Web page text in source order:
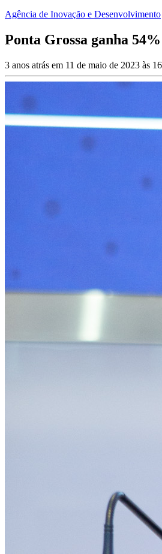
Agência de Inovação e Desenvolvimento
Ponta Grossa ganha
3 anos atrás em 11 de maio de 2023 às